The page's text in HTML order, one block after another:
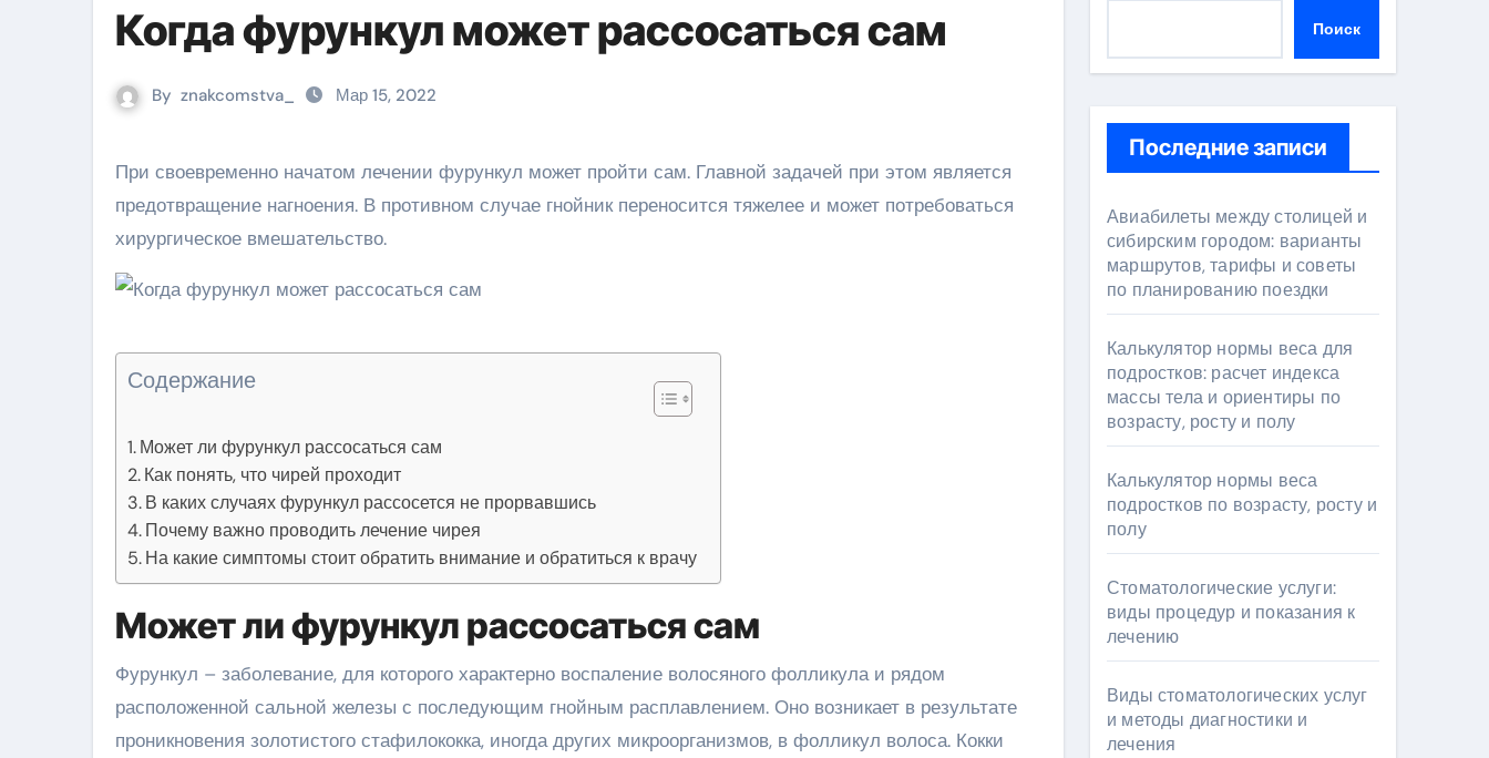
Когда фурункул может рассосаться сам
By znakcomstva_ Мар 15, 2022
При своевременно начатом лечении фурункул может пройти сам. Главной задачей при этом является
предотвращение нагноения. В противном случае гнойник переносится тяжелее и может потребоваться
хирургическое вмешательство.
Содержание
Может ли фурункул рассосаться сам
Как понять, что чирей проходит
В каких случаях фурункул рассосется не прорвавшись
Почему важно проводить лечение чирея
На какие симптомы стоит обратить внимание и обратиться к врачу
Может ли фурункул рассосаться сам
Фурункул – заболевание, для которого характерно воспаление волосяного фолликула и рядом
расположенной сальной железы с последующим гнойным расплавлением. Оно возникает в результате
проникновения золотистого стафилококка, иногда других микроорганизмов, в фолликул волоса. Кокки
Поиск
Последние записи
Авиабилеты между столицей и
сибирским городом: варианты
маршрутов, тарифы и советы
по планированию поездки
Калькулятор нормы веса для
подростков: расчет индекса
массы тела и ориентиры по
возрасту, росту и полу
Калькулятор нормы веса
подростков по возрасту, росту и
полу
Стоматологические услуги:
виды процедур и показания к
лечению
Виды стоматологических услуг
и методы диагностики и
лечения